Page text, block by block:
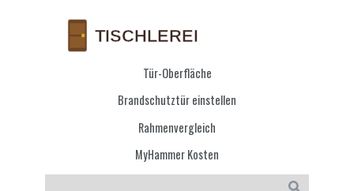
Tür-Oberfläche
Brandschutztür einstellen
Rahmenvergleich
MyHammer Kosten